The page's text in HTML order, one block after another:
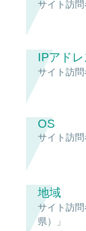
サイト訪問
IPアドレ
サイト訪問
OS
サイト訪問
地域
サイト訪
県）」